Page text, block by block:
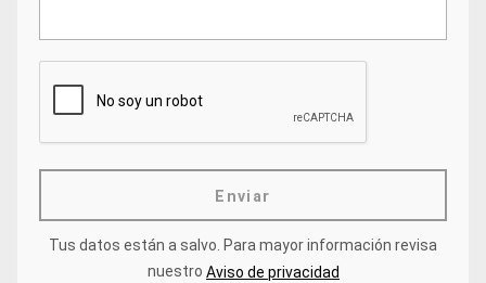
Enviar
Tus datos están a salvo.
nuestro Aviso de privacidad